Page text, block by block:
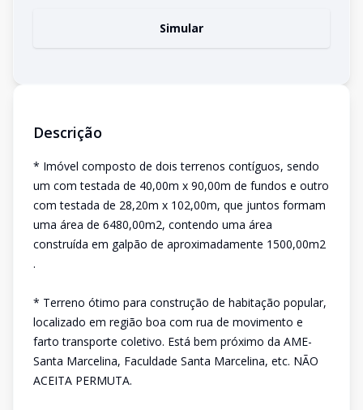
Simular
Descrição
* Imóvel composto de dois terrenos contíguos, sendo
um com testada de 40,00m x 90,00m de fundos e outro
com testada de 28,20m x 102,00m, que juntos formam
uma área de 6480,00m2, contendo uma área
construída em galpão de aproximadamente 1500,00m2
.
* Terreno ótimo para construção de habitação popular,
localizado em região boa com rua de movimento e
farto transporte coletivo. Está bem próximo da AME-
Santa Marcelina, Faculdade Santa Marcelina, etc. NÃO
ACEITA PERMUTA.